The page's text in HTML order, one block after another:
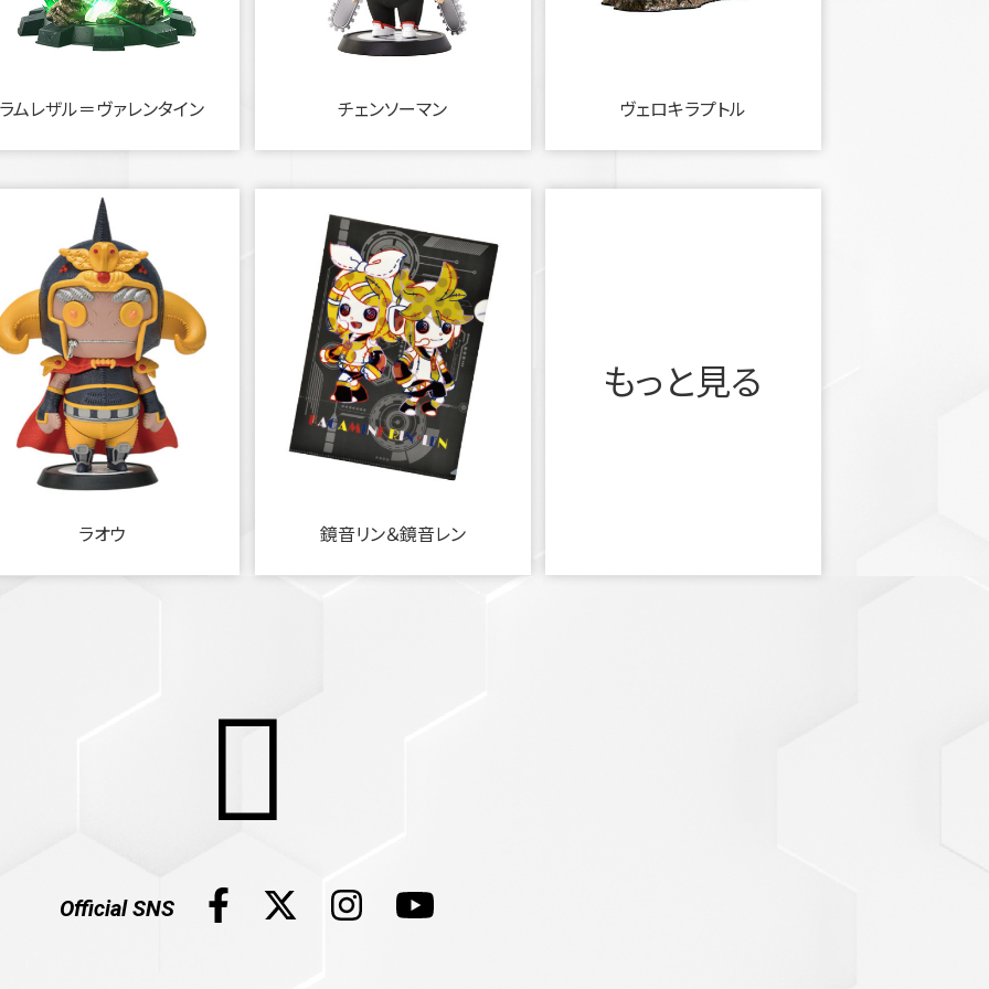
ラムレザル＝ヴァレンタイン チェンソーマン ヴェロキラプトル
ラオウ 鏡音リン＆鏡音レン
もっと見る
Official SNS